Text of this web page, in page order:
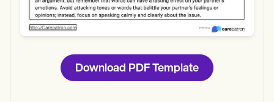
Download PDF Template